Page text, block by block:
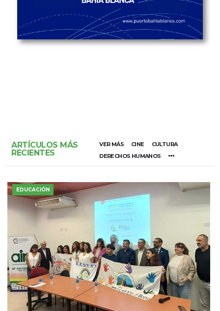
ARTÍCULOS MÁS
RECIENTES
VER MÁS CINE
CULTURA
DERECHOS HUMANOS
EDUCACIÓN